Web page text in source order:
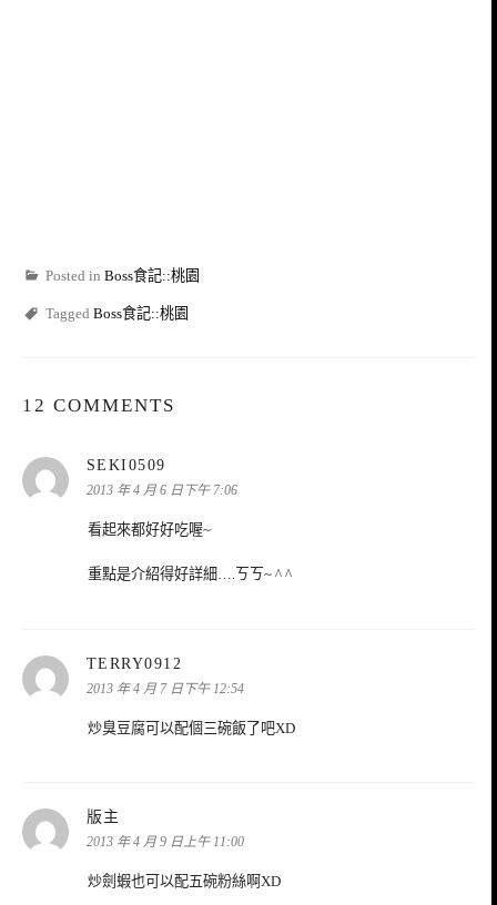
Posted in Boss食記::桃園
Tagged Boss食記::桃園
12 COMMENTS
SEKI0509
示:
2013 年 4 月 6 日下午 7:06
看起來都好好吃喔~
重點是介紹得好詳細….ㄎㄎ~ ^ ^
TERRY0912
示:
2013 年 4 月 7 日下午 12:54
炒臭豆腐可以配個三碗飯了吧XD
版主
示:
2013 年 4 月 9 日上午 11:00
炒劍蝦也可以配五碗粉絲啊XD